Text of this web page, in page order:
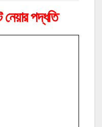
নেয়ার পদ্ধতি